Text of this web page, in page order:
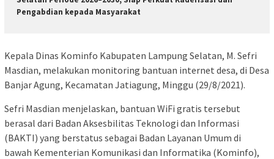
Pengabdian kepada Masyarakat
Kepala Dinas Kominfo Kabupaten Lampung Selatan, M. Sefri
Masdian, melakukan monitoring bantuan internet desa, di Desa
Banjar Agung, Kecamatan Jatiagung, Minggu (29/8/2021).
Sefri Masdian menjelaskan, bantuan WiFi gratis tersebut
berasal dari Badan Aksesbilitas Teknologi dan Informasi
(BAKTI) yang berstatus sebagai Badan Layanan Umum di
bawah Kementerian Komunikasi dan Informatika (Kominfo),